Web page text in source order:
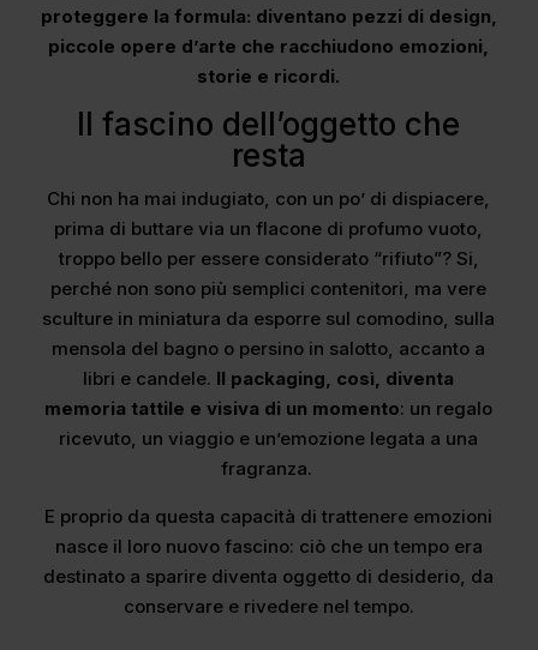
proteggere la formula: diventano pezzi di design,
piccole opere d’arte che racchiudono emozioni,
storie e ricordi.
Il fascino dell’oggetto che
resta
Chi non ha mai indugiato, con un po’ di dispiacere,
prima di buttare via un flacone di profumo vuoto,
troppo bello per essere considerato “rifiuto”? Si,
perché non sono più semplici contenitori, ma vere
sculture in miniatura da esporre sul comodino, sulla
mensola del bagno o persino in salotto, accanto a
libri e candele. Il packaging, così, diventa
memoria tattile e visiva di un momento: un regalo
ricevuto, un viaggio e un’emozione legata a una
fragranza.
E proprio da questa capacità di trattenere emozioni
nasce il loro nuovo fascino: ciò che un tempo era
destinato a sparire diventa oggetto di desiderio, da
conservare e rivedere nel tempo.